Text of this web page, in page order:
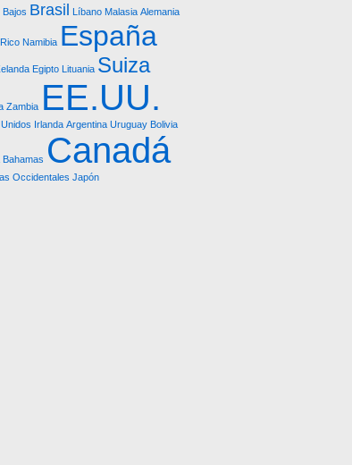
Bajos Brasil Líbano Malasia Alemania
Namibia España
Egipto Lituania Suiza
Zambia EE.UU.
Irlanda Argentina Uruguay Bolivia
Bahamas Canadá
Occidentales Japón